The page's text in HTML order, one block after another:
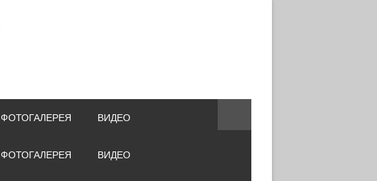
ФОТОГАЛЕРЕЯ
ФОТОГАЛЕРЕЯ
ВИДЕО
ВИДЕО